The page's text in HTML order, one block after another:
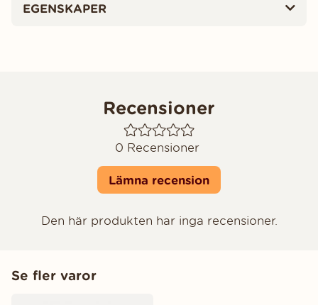
EGENSKAPER
Recensioner
0 Recensioner
Lämna recension
Den här produkten har inga recensioner.
Se fler varor